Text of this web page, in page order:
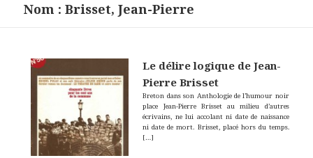
Nom :Brisset, Jean-Pierre
Le délire logique de Jean-
Pierre Brisset
Breton dans son Anthologie de l’humour noir
place Jean-Pierre Brisset au milieu d’autres
écrivains, ne lui accolant ni date de naissance
ni date de mort. Brisset, placé hors du temps.
[…]